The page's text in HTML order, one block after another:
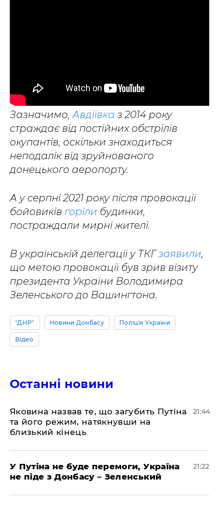
Зазначимо,Авдіївка з 2014 року
страждає від постійних обстрілів
окупантів, оскільки знаходиться
неподалік від зруйнованого
донецького аеропорту.
А у серпні 2021 року після провокації
бойовиків горіли будинки,
постраждали мирні жителі.
В українській делегації у ТКГзаявили,
що метою провокації був зрив візиту
президента України Володимира
Зеленського до Вашингтона.
"ДНР" Новини Донбасу Поліція України
Відео
Останні новини
Яковина назвав те, що загубить Путіна
та його режим, натякнувши на
близький кінець
21:44
У Путіна не буде перемоги, Україна
не піде з Донбасу – Зеленський
21:22